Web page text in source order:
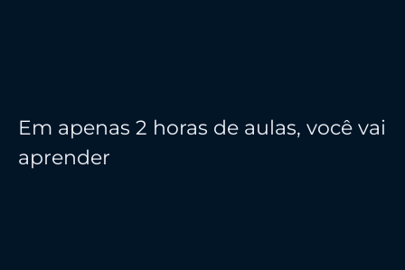
Em apenas 2 horas de aulas, você vai
aprender